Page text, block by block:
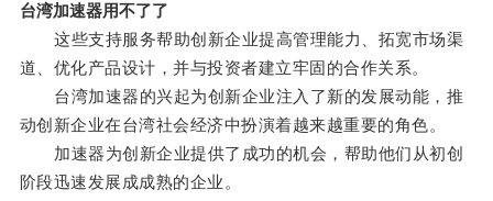
台湾加速器用不了了
这些支持服务帮助创新企业提高管理能力、拓宽市场渠
道、优化产品设计，并与投资者建立牢固的合作关系。
台湾加速器的兴起为创新企业注入了新的发展动能，推
动创新企业在台湾社会经济中扮演着越来越重要的角色。
加速器为创新企业提供了成功的机会，帮助他们从初创
阶段迅速发展成成熟的企业。